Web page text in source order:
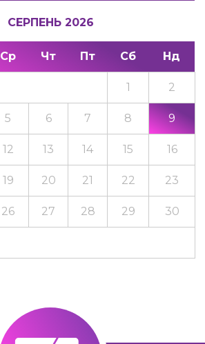
СЕРПЕНЬ 2026
Ср Чт Пт Сб Нд
1 2
5 6 7 8 9
12 13 14 15 16
19 20 21 22 23
26 27 28 29 30